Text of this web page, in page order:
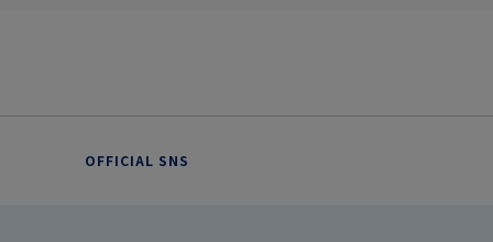
OFFICIAL SNS